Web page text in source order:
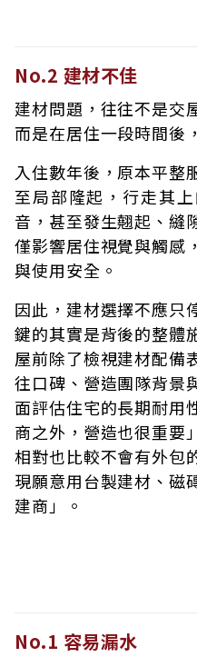
No.2 建材不佳
建材問題，往往不是交
而是在居住一段時間後
入住數年後，原本平整
至局部隆起，行走其
音，甚至發生翹起、縫
僅影響居住視覺與觸感
與使用安全。
因此，建材選擇不應只
鍵的其實是背後的整體
屋前除了檢視建材配備
往口碑、營造團隊背景
面評估住宅的長期耐用
商之外，營造也很重要
相對也比較不會有外包
現願意用台製建材、磁
建商」。
No.1 容易漏水